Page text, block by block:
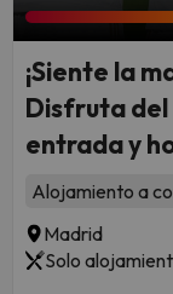
¡Siente la
Disfruta
entrada y
Alojamiento a
Madrid
Solo